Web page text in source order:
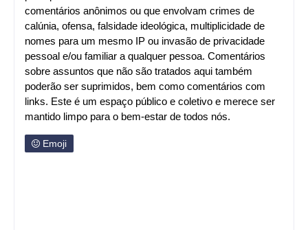
comentários anônimos ou que envolvam crimes de
calúnia, ofensa, falsidade ideológica, multiplicidade de
nomes para um mesmo IP ou invasão de privacidade
pessoal e/ou familiar a qualquer pessoa. Comentários
sobre assuntos que não são tratados aqui também
poderão ser suprimidos, bem como comentários com
links. Este é um espaço público e coletivo e merece ser
mantido limpo para o bem-estar de todos nós.
Emoji